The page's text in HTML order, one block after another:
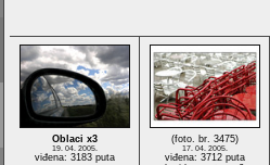
Oblaci x3
19. 04. 2005.
viđena: 3183 puta
(foto. br. 3475)
17. 04. 2005.
viđena: 3712 puta